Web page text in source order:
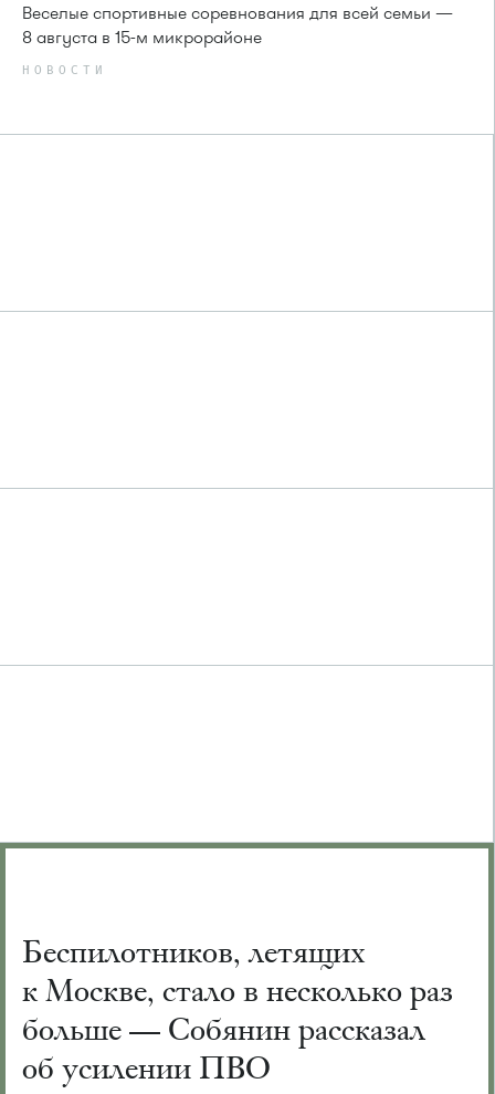
Веселые спортивные соревнования для всей семьи —
8 августа в 15-м микрорайоне
НОВОСТИ
Беспилотников, летящих
к Москве, стало в несколько раз
больше — Собянин рассказал
об усилении ПВО